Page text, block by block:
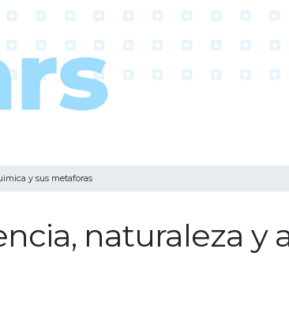
y sus metaforas
naturaleza